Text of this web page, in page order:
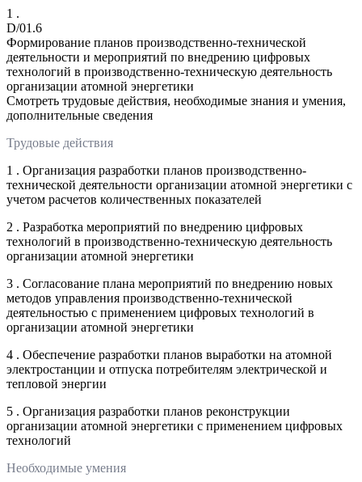
1 .
D/01.6
Формирование планов производственно-технической
деятельности и мероприятий по внедрению цифровых
технологий в производственно-техническую деятельность
организации атомной энергетики
Смотреть трудовые действия, необходимые знания и умения,
дополнительные сведения
Трудовые действия
1 . Организация разработки планов производственно-
технической деятельности организации атомной энергетики с
учетом расчетов количественных показателей
2 . Разработка мероприятий по внедрению цифровых
технологий в производственно-техническую деятельность
организации атомной энергетики
3 . Согласование плана мероприятий по внедрению новых
методов управления производственно-технической
деятельностью с применением цифровых технологий в
организации атомной энергетики
4 . Обеспечение разработки планов выработки на атомной
электростанции и отпуска потребителям электрической и
тепловой энергии
5 . Организация разработки планов реконструкции
организации атомной энергетики с применением цифровых
технологий
Необходимые умения